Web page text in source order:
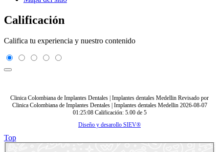
Calificación
Califica tu experiencia y nuestro contenido
Clinica Colombiana de Implantes Dentales | Implantes dentales Medellin Revisado por
Clinica Colombiana de Implantes Dentales | Implantes dentales Medellin 2026-08-07
01:25:08 Calificación: 5.00 de 5
Diseño y desarollo SIEV®
Top